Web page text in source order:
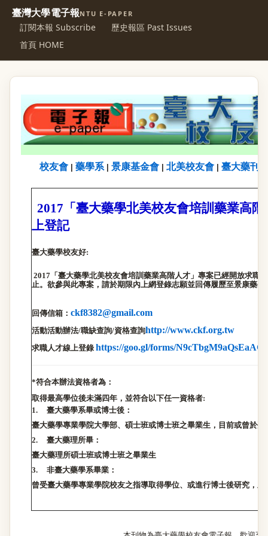
臺灣大學電子報NTU E-PAPER
訂閱本報 Subscribe
歷史報區 Past Issues
首頁 HOME
校友會 藥學系| 景康基金會 北美校友會 臺大藥刊
2017 「臺大藥學北美校友會培訓藥業高
上登記
臺大藥學校友好:
2017「臺大藥學北美校友會培訓藥業高階人才」專案已經開放求職
止。欲參與此專案，請於期限內上網登錄志願並回傳履歷至景康藥學
回傳信箱： ckf8382@gmail.com
活動活動辦法/職缺查詢/資格查詢http://www.ckf.org.tw
求職人才線上登錄 https://goo.gl/forms/
*符合本辦法資格者為：
取得最高學位後未滿四年，並符合以下任一資格者:
1. 臺大藥學系畢或博士後：
臺大藥學專業學院大學部、碩士班或博士班之畢業生，目前或曾於
2. 臺大藥理所畢：
臺大藥理所碩士班或博士班之畢業生
3. 非臺大藥學系畢業：
曾受臺大藥學專業學院校友之指導取得學位、或進行博士後研究，且